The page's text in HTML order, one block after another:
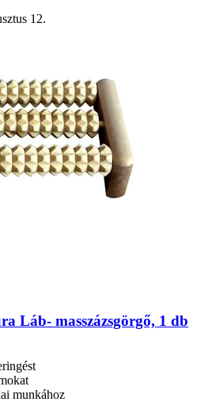
12.
Láb-​ masszázsgörgő, 1 db
munkához